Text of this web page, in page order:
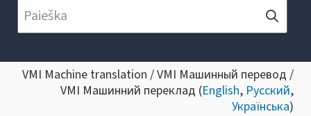
VMI Machine translation / VMI Машинный перевод /
VMI Машинний переклад (English, Русский,
Українська)